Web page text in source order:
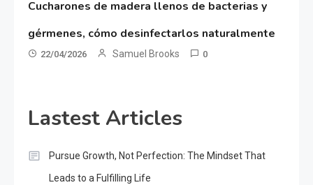
Cucharones de madera llenos de bacterias y
gérmenes, cómo desinfectarlos naturalmente
22/04/2026 Samuel Brooks 0
Lastest Articles
Pursue Growth, Not Perfection: The Mindset That
Leads to a Fulfilling Life